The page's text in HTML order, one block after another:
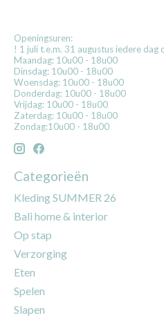
Openingsuren:
! 1 juli t.e.m. 31 augustus iedere dag
Maandag: 10u00 - 18u00
Dinsdag: 10u00 - 18u00
Woensdag: 10u00 - 18u00
Donderdag: 10u00 - 18u00
Vrijdag: 10u00 - 18u00
Zaterdag: 10u00 - 18u00
Zondag:10u00 - 18u00
Categorieën
Kleding SUMMER 26
Bali home & interior
Op stap
Verzorging
Eten
Spelen
Slapen